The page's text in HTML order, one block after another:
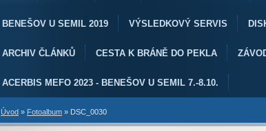
BENEŠOV U SEMIL 2019 VÝSLEDKOVÝ SERVIS
ARCHIV ČLÁNKŮ CESTA K BRÁNĚ DO PEKLA
ACERBIS MEFO 2023 - BENEŠOV U SEMIL 7.-8.10.
Úvod » Fotoalbum » DSC_0030